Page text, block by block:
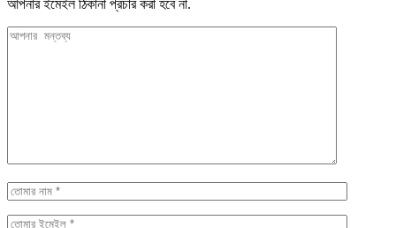
আপনার ইমেইল ঠিকানা প্রচার করা হবে না.